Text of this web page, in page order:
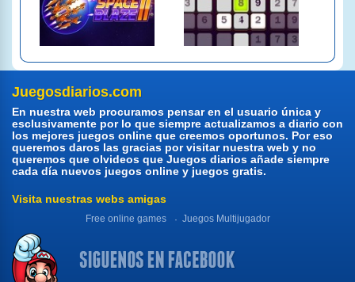
Juegosdiarios.com
En nuestra web procuramos pensar en el usuario única y
esclusivamente por lo que siempre actualizamos a diario con
los mejores juegos online que creemos oportunos. Por eso
queremos daros las gracias por visitar nuestra web y no
queremos que olvideos que Juegos diarios añade siempre
cada día nuevos juegos online y juegos gratis.
Visita nuestras webs amigas
Free online games Juegos Multijugador